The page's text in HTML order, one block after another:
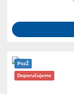
PozŽ
Doporučujeme